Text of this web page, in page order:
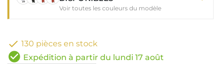
Voir toutes les couleurs du modèle
 130 pièces en stock
check_circle Expédition à partir du lundi 17 août